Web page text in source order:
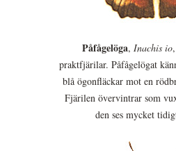
Påfågelöga, Inachis io
praktfjärilar. Påfågelögat
blå ögonfläckar mot en
Fjärilen övervintrar som
den ses mycket